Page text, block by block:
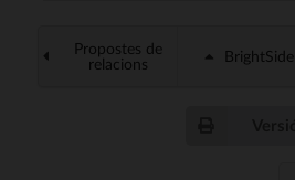
Propostes de
relacions
BrightSide